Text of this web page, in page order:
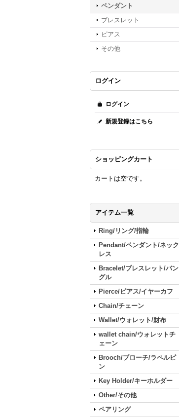
ペンダント
ブレスレット
ピアス
その他
ログイン
ログイン
新規登録はこちら
ショッピングカート
カートは空です。
アイテム一覧
Ring/リング/指輪
Pendant/ペンダント/ネック
レス
Bracelet/ブレスレット/バン
グル
Pierce/ピアス/イヤーカフ
Chain/チェーン
Wallet/ウォレット/財布
wallet chain/ウォレットチ
ェーン
Brooch/ブローチ/ラペルピ
ン
Key Holder/キーホルダー
Other/その他
ペアリング